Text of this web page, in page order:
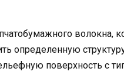
волокна,
определенную
поверхность с